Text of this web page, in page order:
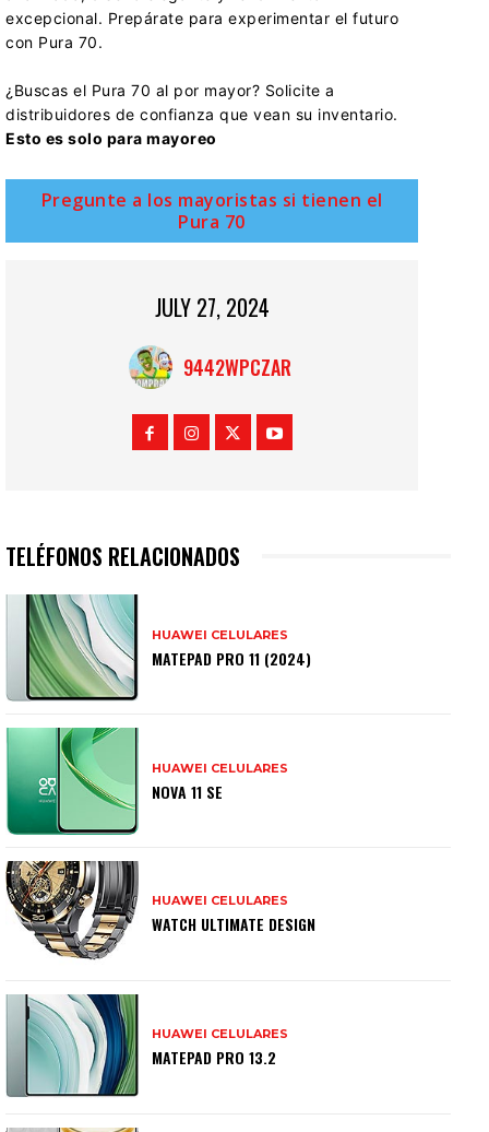
excepcional. Prepárate para experimentar el futuro
con Pura 70.
¿Buscas el Pura 70 al por mayor? Solicite a
distribuidores de confianza que vean su inventario.
Esto es solo para mayoreo
Pregunte a los mayoristas si tienen el
Pura 70
JULY 27, 2024
9442WPCZAR
TELÉFONOS RELACIONADOS
HUAWEI CELULARES
MATEPAD PRO 11 (2024)
HUAWEI CELULARES
NOVA 11 SE
HUAWEI CELULARES
WATCH ULTIMATE DESIGN
HUAWEI CELULARES
MATEPAD PRO 13.2